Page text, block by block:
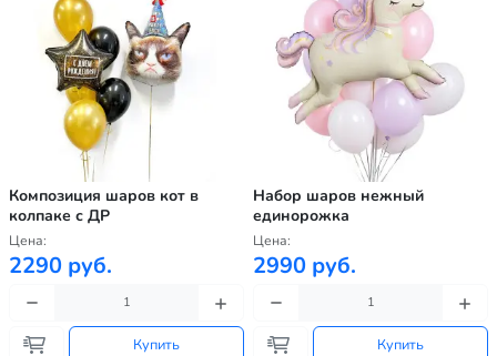
Композиция шаров кот в
колпаке с ДР
Цена:
2290 руб.
Купить
Набор шаров нежный
единорожка
Цена:
2990 руб.
Купить